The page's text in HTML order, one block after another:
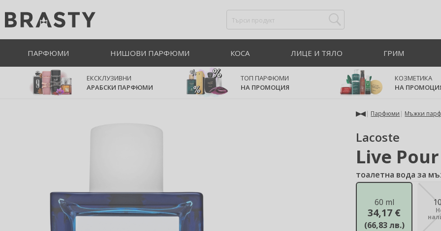
ПАРФЮМИ НИШОВИ ПАРФЮМИ КОСА ЛИЦЕ И ТЯЛО ГРИМ
ЕКСКЛУЗИВНИ
АРАБСКИ ПАРФЮМИ
ТОП ПАРФЮМИ
НА ПРОМОЦИЯ
КОЗМЕТИКА
НА
Парфюми Мъжки
Lacoste
Live
тоалетна вода за
60 ml
34,17 €
(66,83 лв.)